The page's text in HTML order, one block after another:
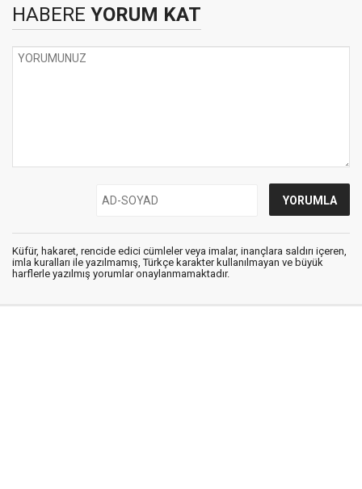
HABERE YORUM KAT
Küfür, hakaret, rencide edici cümleler veya imalar, inançlara saldırı içeren,
imla kuralları ile yazılmamış, Türkçe karakter kullanılmayan ve büyük
harflerle yazılmış yorumlar onaylanmamaktadır.